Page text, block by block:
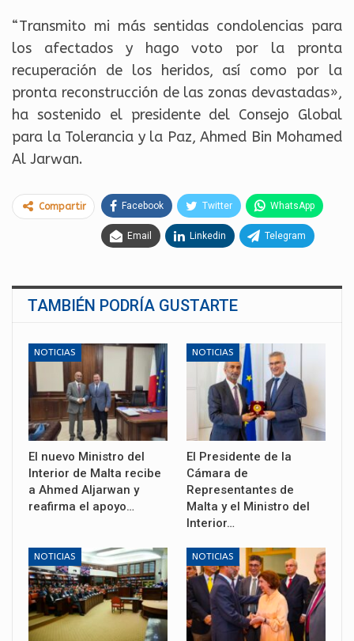
“Transmito mi más sentidas condolencias para
los afectados y hago voto por la pronta
recuperación de los heridos, así como por la
pronta reconstrucción de las zonas devastadas»,
ha sostenido el presidente del Consejo Global
para la Tolerancia y la Paz, Ahmed Bin Mohamed
Al Jarwan.
Compartir Facebook Twitter WhatsApp
Email Linkedin Telegram
TAMBIÉN PODRÍA GUSTARTE
NOTICIAS
El nuevo Ministro del
Interior de Malta recibe
a Ahmed Aljarwan y
reafirma el apoyo…
NOTICIAS
El Presidente de la
Cámara de
Representantes de
Malta y el Ministro del
Interior…
NOTICIAS NOTICIAS